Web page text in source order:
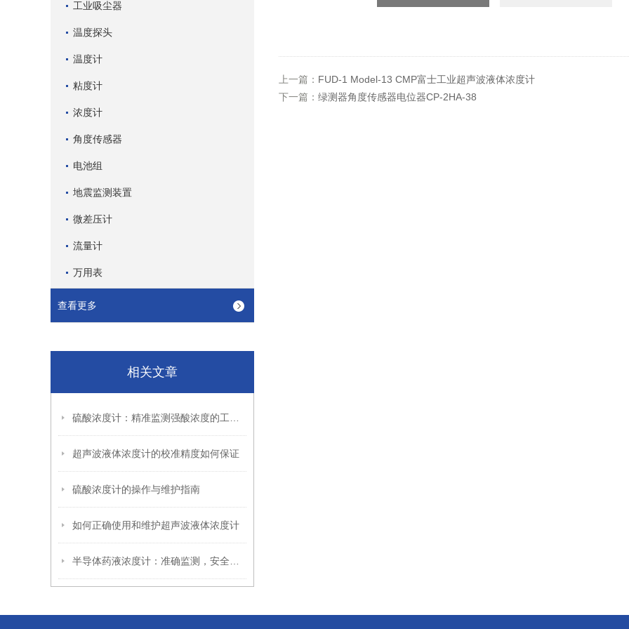
工业吸尘器
温度探头
温度计
粘度计
浓度计
角度传感器
电池组
地震监测装置
微差压计
流量计
万用表
查看更多
相关文章
超声波液体浓度计的校准精度如何保证
硫酸浓度计的操作与维护指南
如何正确使用和维护超声波液体浓度计
上一篇： FUD-1 Model-13 CMP富士工业超声波液体浓度计
下一篇： 绿测器角度传感器电位器CP-2HA-38